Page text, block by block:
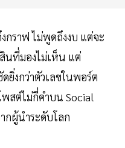
กราฟ ไม่พูดถึงงบ แต่จะ
นที่มองไม่เห็น แต่
งกว่าตัวเลขในพอร์ต
สต์ไม่กี่คำบน Social
กผู้นำระดับโลก